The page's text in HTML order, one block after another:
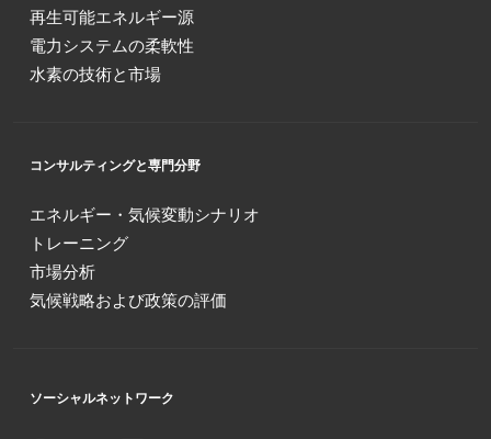
再生可能エネルギー源
電力システムの柔軟性
水素の技術と市場
コンサルティングと専門分野
エネルギー・気候変動シナリオ
トレーニング
市場分析
気候戦略および政策の評価
ソーシャルネットワーク